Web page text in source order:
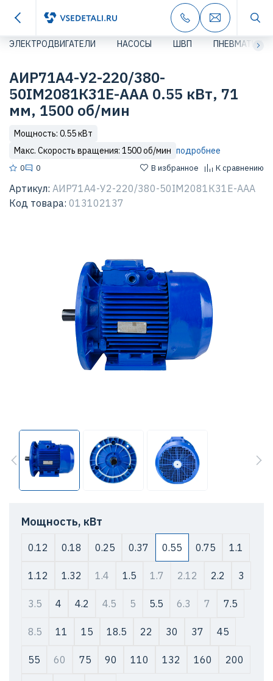
ЭЛЕКТРОДВИГАТЕЛИ НАСОСЫ ШВП ПНЕВМАТИКА
АИР71А4-У2-220/380-
50IМ2081К31Е-ААА 0.55 кВт, 71
мм, 1500 об/мин
Мощность: 0.55 кВт
Макс. Скорость вращения: 1500 об/мин подробнее
0 0 В избранное К сравнению
Артикул: АИР71А4-У2-220/380-50IМ2081К31Е-ААА
Код товара: 013102137
Мощность, кВт
0.12 0.18 0.25 0.37 0.55 0.75 1.1
1.12 1.32 1.4 1.5 1.7 2.12 2.2 3
3.5 4 4.2 4.5 5 5.5 6.3 7 7.5
8.5 11 15 18.5 22 30 37 45
55 60 75 90 110 132 160 200